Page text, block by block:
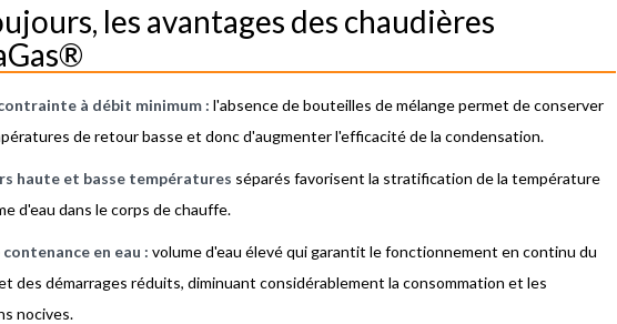
les avantages des chaudières
à débit minimum : l'absence de bouteilles de mélange permet de conserver
de retour basse et donc d'augmenter l'efficacité de la condensation.
haute et basse températures séparés favorisent la stratification de la température
d'eau dans le corps de chauffe.
en eau : volume d'eau élevé qui garantit le fonctionnement en continu du
des démarrages réduits, diminuant considérablement la consommation et les
nocives.